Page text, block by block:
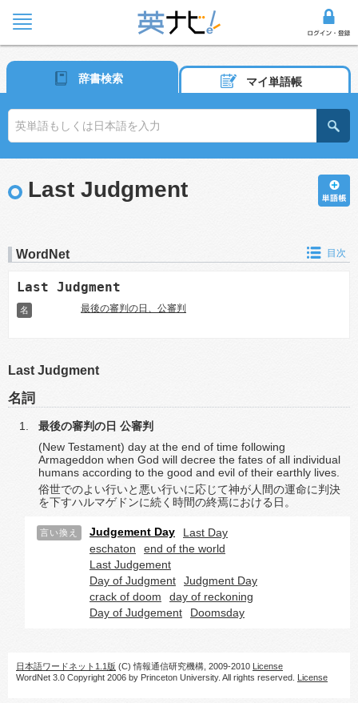
辞書検索 マイ単語帳
Last Judgment
WordNet 目次
Last Judgment
名 最後の審判の日、公審判
Last Judgment
名詞
最後の審判の日 公審判
(New Testament) day at the end of time following
Armageddon when God will decree the fates of all individual
humans according to the good and evil of their earthly lives.
俗世でのよい行いと悪い行いに応じて神が人間の運命に判決
を下すハルマゲドンに続く時間の終焉における日。
言い換え Judgement Day
Last Day
eschaton
end of the world
Last Judgement
Day of Judgment
Judgment Day
crack of doom
day of reckoning
Day of Judgement
Doomsday
日本語ワードネット1.1版 (C) 情報通信研究機構, 2009-2010 License
WordNet 3.0 Copyright 2006 by Princeton University. All rights reserved. License